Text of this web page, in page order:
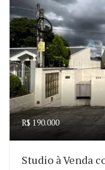
R$ 190.000
Studio à Venda